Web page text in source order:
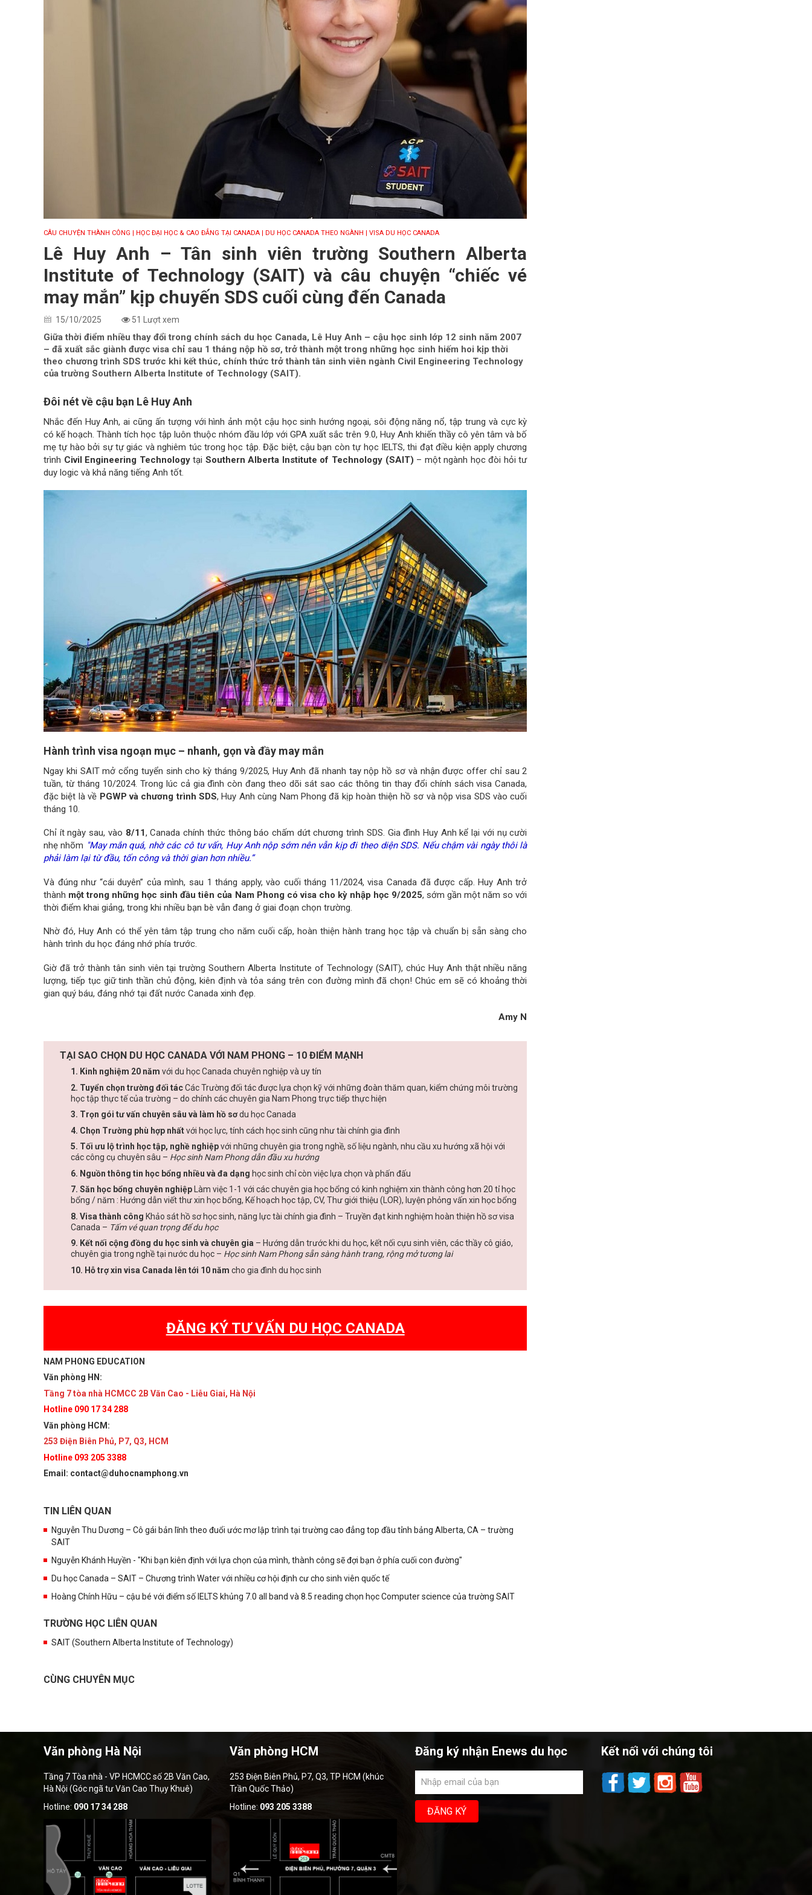
CÂU CHUYỆN THÀNH CÔNG | HỌC ĐẠI HỌC & CAO ĐẲNG TẠI CANADA | DU HỌC CANADA THEO NGÀNH | VISA DU HỌC CANADA
Lê Huy Anh – Tân sinh viên trường Southern Alberta
Institute of Technology (SAIT) và câu chuyện “chiếc vé
may mắn” kịp chuyến SDS cuối cùng đến Canada
15/10/2025 51 Lượt xem
Giữa thời điểm nhiều thay đổi trong chính sách du học Canada, Lê Huy Anh – cậu học sinh lớp 12 sinh năm 2007
– đã xuất sắc giành được visa chỉ sau 1 tháng nộp hồ sơ, trở thành một trong những học sinh hiếm hoi kịp thời
theo chương trình SDS trước khi kết thúc, chính thức trở thành tân sinh viên ngành Civil Engineering Technology
của trường Southern Alberta Institute of Technology (SAIT).
Đôi nét về cậu bạn Lê Huy Anh
Nhắc đến Huy Anh, ai cũng ấn tượng với hình ảnh một cậu học sinh hướng ngoại, sôi động năng nổ, tập trung và cực kỳ
có kế hoạch. Thành tích học tập luôn thuộc nhóm đầu lớp với GPA xuất sắc trên 9.0, Huy Anh khiến thầy cô yên tâm và bố
mẹ tự hào bởi sự tự giác và nghiêm túc trong học tập. Đặc biệt, cậu bạn còn tự học IELTS, thi đạt điều kiện apply chương
trình Civil Engineering Technologytại Southern Alberta Institute of Technology (SAIT) – một ngành học đòi hỏi tư
duy logic và khả năng tiếng Anh tốt.
Hành trình visa ngoạn mục – nhanh, gọn và đầy may mắn
Ngay khi SAIT mở cổng tuyển sinh cho kỳ tháng 9/2025, Huy Anh đã nhanh tay nộp hồ sơ và nhận được offer chỉ sau 2
tuần, từ tháng 10/2024. Trong lúc cả gia đình còn đang theo dõi sát sao các thông tin thay đổi chính sách visa Canada,
đặc biệt là về PGWP và chương trình SDS, Huy Anh cùng Nam Phong đã kịp hoàn thiện hồ sơ và nộp visa SDS vào cuối
tháng 10.
Chỉ ít ngày sau, vào 8/11, Canada chính thức thông báo chấm dứt chương trình SDS. Gia đình Huy Anh kể lại với nụ cười
nhẹ nhõm "May mắn quá, nhờ các cô tư vấn, Huy Anh nộp sớm nên vẫn kịp đi theo diện SDS. Nếu chậm vài ngày thôi là
phải làm lại từ đầu, tốn công và thời gian hơn nhiều.”
Và đúng như “cái duyên” của mình, sau 1 tháng apply, vào cuối tháng 11/2024, visa Canada đã được cấp. Huy Anh trở
thành một trong những học sinh đầu tiên của Nam Phong có visa cho kỳ nhập học 9/2025, sớm gần một năm so với
thời điểm khai giảng, trong khi nhiều bạn bè vẫn đang ở giai đoạn chọn trường.
Nhờ đó, Huy Anh có thể yên tâm tập trung cho năm cuối cấp, hoàn thiện hành trang học tập và chuẩn bị sẵn sàng cho
hành trình du học đáng nhớ phía trước.
Giờ đã trở thành tân sinh viên tại trường Southern Alberta Institute of Technology (SAIT), chúc Huy Anh thật nhiều năng
lượng, tiếp tục giữ tinh thần chủ động, kiên định và tỏa sáng trên con đường mình đã chọn! Chúc em sẽ có khoảng thời
gian quý báu, đáng nhớ tại đất nước Canada xinh đẹp.
Amy N
TẠI SAO CHỌN DU HỌC CANADA VỚI NAM PHONG – 10 ĐIỂM MẠNH
1. Kinh nghiệm 20 năm với du học Canada chuyên nghiệp và uy tín
2. Tuyển chọn trường đối tácCác Trường đối tác được lựa chọn kỹ với những đoàn thăm quan, kiểm chứng môi trường
học tập thực tế của trường – do chính các chuyên gia Nam Phong trực tiếp thực hiện
3. Trọn gói tư vấn chuyên sâu và làm hồ sơdu học Canada
4. Chọn Trường phù hợp nhấtvới học lực, tính cách học sinh cũng như tài chính gia đình
5. Tối ưu lộ trình học tập, nghề nghiệpvới những chuyên gia trong nghề, số liệu ngành, nhu cầu xu hướng xã hội với
các công cụ chuyên sâu – Học sinh Nam Phong dẫn đầu xu hướng
6. Nguồn thông tin học bổng nhiều và đa dạng học sinh chỉ còn việc lựa chọn và phấn đấu
7. Săn học bổng chuyên nghiệp Làm việc 1-1 với các chuyên gia học bổng có kinh nghiệm xin thành công hơn 20 tỉ học
bổng / năm : Hướng dẫn viết thư xin học bổng, Kế hoạch học tập, CV, Thư giới thiệu (LOR), luyện phỏng vấn xin học bổng
8. Visa thành công Khảo sát hồ sơ học sinh, năng lực tài chính gia đình – Truyền đạt kinh nghiệm hoàn thiện hồ sơ visa
Canada – Tấm vé quan trọng để du học
9. Kết nối cộng đồng du học sinh và chuyên gia – Hướng dẫn trước khi du học, kết nối cựu sinh viên, các thầy cô giáo,
chuyên gia trong nghề tại nước du học – Học sinh Nam Phong sẵn sàng hành trang, rộng mở tương lai
10. Hỗ trợ xin visa Canada lên tới 10 năm cho gia đình du học sinh
ĐĂNG KÝ TƯ VẤN DU HỌC CANADA
NAM PHONG EDUCATION
Văn phòng HN:
Tầng 7 tòa nhà HCMCC 2B Văn Cao - Liễu Giai, Hà Nội
Hotline 090 17 34 288
Văn phòng HCM:
253 Điện Biên Phủ, P7, Q3, HCM
Hotline 093 205 3388
Email: contact@duhocnamphong.vn
TIN LIÊN QUAN
Nguyễn Thu Dương – Cô gái bản lĩnh theo đuổi ước mơ lập trình tại trường cao đẳng top đầu tỉnh bảng Alberta, CA – trường
SAIT
Nguyễn Khánh Huyền - "Khi bạn kiên định với lựa chọn của mình, thành công sẽ đợi bạn ở phía cuối con đường"
Du học Canada – SAIT – Chương trình Water với nhiều cơ hội định cư cho sinh viên quốc tế
Hoàng Chính Hữu – cậu bé với điểm số IELTS khủng 7.0 all band và 8.5 reading chọn học Computer science của trường SAIT
TRƯỜNG HỌC LIÊN QUAN
SAIT (Southern Alberta Institute of Technology)
CÙNG CHUYÊN MỤC
Văn phòng Hà Nội
Tầng 7 Tòa nhà - VP HCMCC số 2B Văn Cao,
Hà Nội (Góc ngã tư Văn Cao Thụy Khuê)
Hotline: 090 17 34 288
Văn phòng HCM
253 Điện Biên Phủ, P7, Q3, TP HCM (khúc
Trần Quốc Thảo)
Hotline: 093 205 3388
Đăng ký nhận Enews du học Kết nối với chúng tôi